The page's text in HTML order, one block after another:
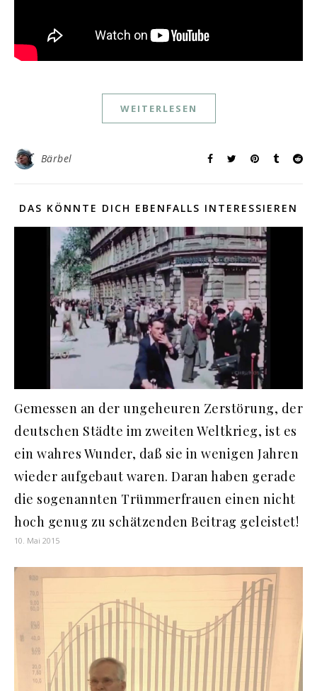
WEITERLESEN
Bärbel
DAS KÖNNTE DICH EBENFALLS INTERESSIEREN
Gemessen an der ungeheuren Zerstörung, der
deutschen Städte im zweiten Weltkrieg, ist es
ein wahres Wunder, daß sie in wenigen Jahren
wieder aufgebaut waren. Daran haben gerade
die sogenannten Trümmerfrauen einen nicht
hoch genug zu schätzenden Beitrag geleistet!
10. Mai 2015